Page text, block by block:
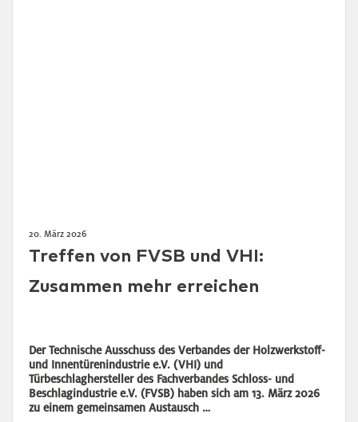
20. März 2026
Treffen von FVSB und VHI:
Zusammen mehr erreichen
Der Technische Ausschuss des Verbandes der Holzwerkstoff-
und Innentürenindustrie e.V. (VHI) und
Türbeschlaghersteller des Fachverbandes Schloss- und
Beschlagindustrie e.V. (FVSB) haben sich am 13. März 2026
zu einem gemeinsamen Austausch …